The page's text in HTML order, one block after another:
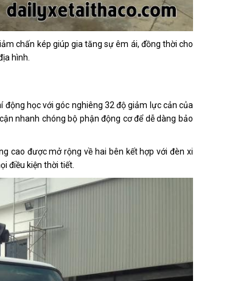
chấn kép giúp gia tăng sự êm ái, đồng thời cho
hình.
học với góc nghiêng 32 độ giảm lực cản của
nhanh chóng bộ phận động cơ để dễ dàng bảo
cao được mở rộng về hai bên kết hợp với đèn xi
điều kiện thời tiết.